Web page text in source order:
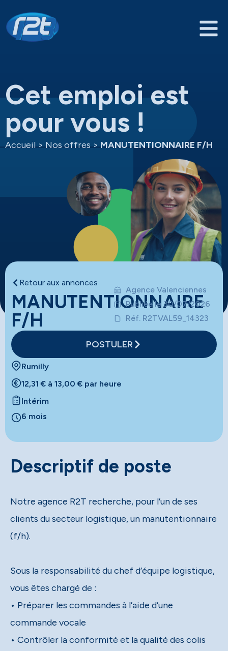
Cet emploi est
pour vous !
Accueil > Nos offres > MANUTENTIONNAIRE F/H
Retour aux annonces
MANUTENTIONNAIRE
F/H
Agence Valenciennes
Publiée le 30/07/2026
Réf. R2TVAL59_14323
POSTULER
Rumilly
12,31 € à 13,00 € par heure
Intérim
6 mois
Descriptif de poste
Notre agence R2T recherche, pour l’un de ses
clients du secteur logistique, un manutentionnaire
(f/h).
Sous la responsabilité du chef d’équipe logistique,
vous êtes chargé de :
• Préparer les commandes à l’aide d’une
commande vocale
• Contrôler la conformité et la qualité des colis